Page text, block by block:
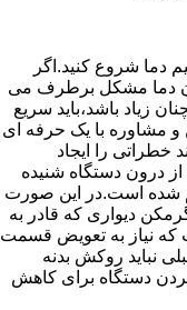
دما شروع کنید.اگر
دما مشکل برطرف می
زیاد باشد،باید سریع
و مشاوره با یک حرفه ای
را ایجاد
درون دستگاه شنیده
شده است.در این صورت
دیواری که قادر به
نیاز به تعویض قسمت
نباید روکش بدنه
دستگاه برای کاهش